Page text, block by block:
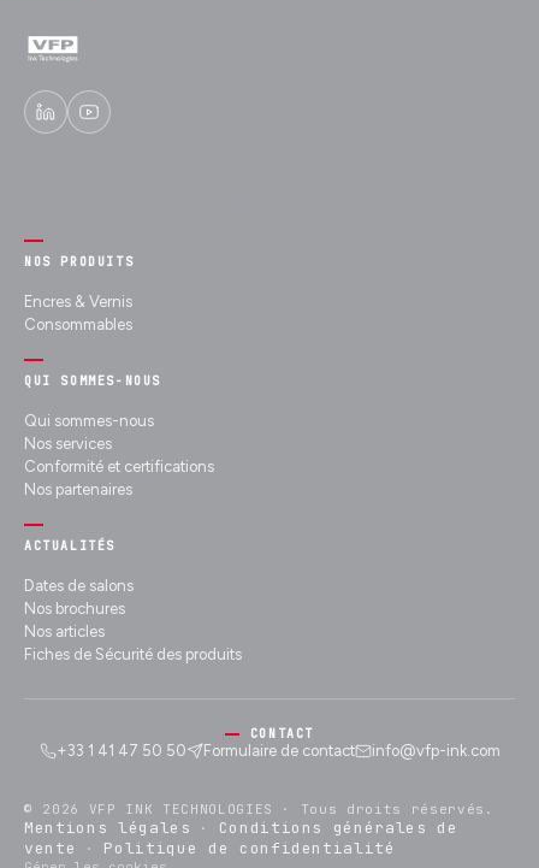
NOS PRODUITS
Encres & Vernis
Consommables
QUI SOMMES-NOUS
Qui sommes-nous
Nos services
Conformité et certifications
Nos partenaires
ACTUALITÉS
Dates de salons
Nos brochures
Nos articles
Fiches de Sécurité des produits
CONTACT
+33 1 41 47 50 50 Formulaire de contact info@vfp-ink.com
© 2026 VFP INK TECHNOLOGIES · Tous droits réservés.
Mentions légales ·
Conditions générales de
vente
· Politique de confidentialité